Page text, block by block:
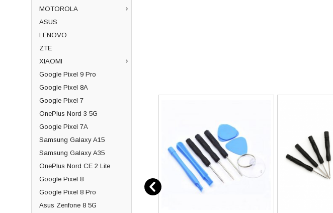
MOTOROLA
ASUS
LENOVO
ZTE
XIAOMI
Google Pixel 9 Pro
Google Pixel 8A
Google Pixel 7
OnePlus Nord 3 5G
Google Pixel 7A
Samsung Galaxy A15
Samsung Galaxy A35
OnePlus Nord CE 2 Lite
Google Pixel 8
Google Pixel 8 Pro
Asus Zenfone 8 5G